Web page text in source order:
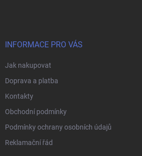
INFORMACE PRO VÁS
Jak nakupovat
Doprava a platba
Kontakty
Obchodní podmínky
Podmínky ochrany osobních údajů
Reklamační řád